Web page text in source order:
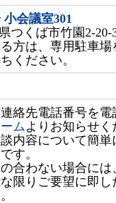
会議室301
つくば市竹園2-20-
方は、専用駐車場
ください。
絡先電話番号を電
ムよりお知らせく
内容について簡単
す。
合わない場合には
限りご要望に即し